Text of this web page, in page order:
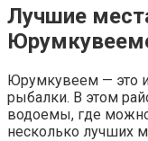
Лучшие
Юрумкувеем — это
рыбалки. В этом
водоемы, где
несколько лучших